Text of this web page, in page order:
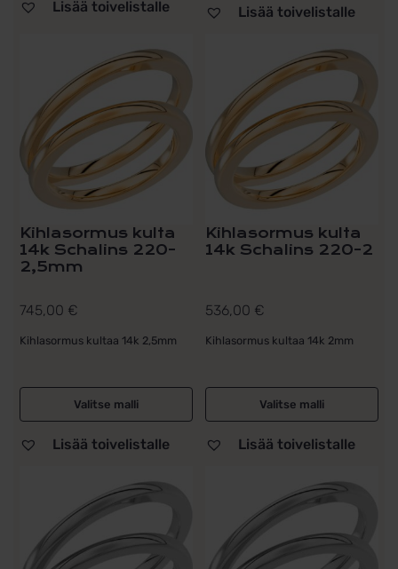
Lisää toivelistalle Lisää toivelistalle
Kihlasormus kulta
14k Schalins 220-
2,5mm
745,00 €
Kihlasormus kultaa 14k 2,5mm
Valitse malli
Lisää toivelistalle
Kihlasormus kulta
14k Schalins 220-2
536,00 €
Kihlasormus kultaa 14k 2mm
Valitse malli
Lisää toivelistalle